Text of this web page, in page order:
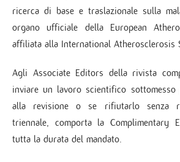
ricerca di base e traslazionale sulla
organo ufficiale della European
affiliata alla International Atherosclerosis
Agli Associate Editors della rivista
inviare un lavoro scientifico sottomesso
alla revisione o se rifiutarlo senza
triennale, comporta la Complimentary
tutta la durata del mandato.